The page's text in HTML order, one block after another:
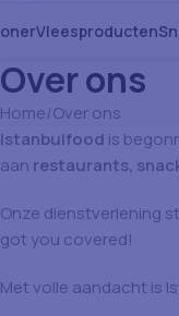
Vleesproducten
Over ons
Home Over ons
Istanbulfood is
aan restaurants,
Onze dienstverlening
got you covered!
Met volle aandacht is